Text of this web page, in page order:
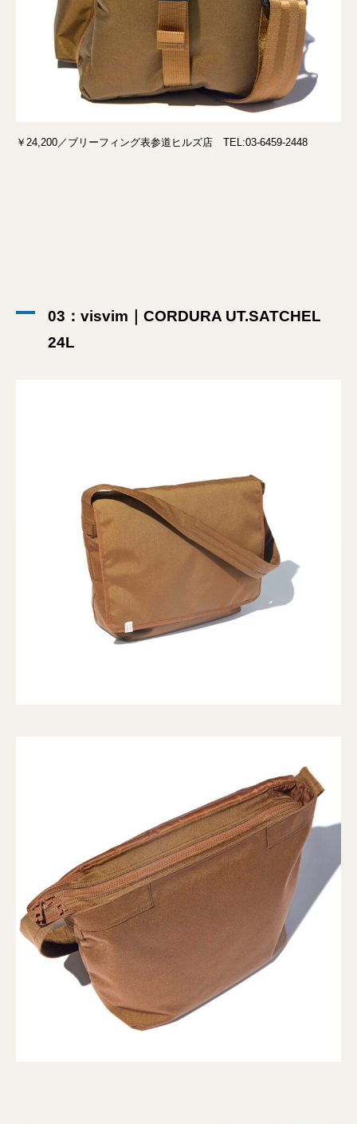
￥24,200／ブリーフィング表参道ヒルズ店 TEL:03-6459-2448
03：visvim｜CORDURA UT.SATCHEL
24L